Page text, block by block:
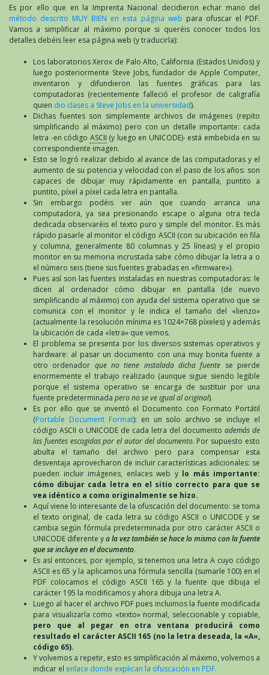
Es por ello que en la Imprenta Nacional decidieron echar mano del
método descrito MUY BIEN en esta página web para ofuscar el PDF.
Vamos a simplificar al máximo porque si queréis conocer todos los
detalles debéis leer esa página web (y traducirla):
Los laboratorios Xerox de Palo Alto, California (Estados Unidos) y
luego posteriormente Steve Jobs, fundador de Apple Computer,
inventaron y difundieron las fuentes gráficas para las
computadoras (recientemente falleció el profesor de caligrafía
quien dio clases a Steve Jobs en la universidad).
Dichas fuentes son simplemente archivos de imágenes (repito
simplificando al máximo) pero con un detalle importante: cada
letra -en código ASCII (y luego en UNICODE)- está embebida en su
correspondiente imagen.
Esto se logró realizar debido al avance de las computadoras y el
aumento de su potencia y velocidad con el paso de los años: son
capaces de dibujar muy rápidamente en pantalla, puntito a
puntito, píxel a píxel cada letra en pantalla.
Sin embargo podéis ver aún que cuando arranca una
computadora, ya sea presionando escape o alguna otra tecla
dedicada observaréis el texto puro y simple del monitor. Es más
rápido pasarle al monitor el código ASCII (con su ubicación en fila
y columna, generalmente 80 columnas y 25 líneas) y el propio
monitor en su memoria incrustada sabe cómo dibujar la letra a o
el número seis (tiene sus fuentes grabadas en «firmware»).
Pues así son las fuentes instaladas en nuestras computadoras: le
dicen al ordenador cómo dibujar en pantalla (de nuevo
simplificando al máximo) con ayuda del sistema operativo que se
comunica con el monitor y le indica el tamaño del «lienzo»
(actualmente la resolución mínima es 1024×768 píxeles) y además
la ubicación de cada «letra» que vemos.
El problema se presenta por los diversos sistemas operativos y
hardware: al pasar un documento con una muy bonita fuente a
otro ordenador que no tiene instalada dicha fuente se pierde
enormemente el trabajo realizado (aunque sigue siendo legible
porque el sistema operativo se encarga de sustituir por una
fuente predeterminada pero no se ve igual al original).
Es por ello que se inventó el Documento con Formato Portátil
(Portable Document Format): en un solo archivo se incluye el
código ASCII o UNICODE de cada letra del documento además de
las fuentes escogidas por el autor del documento. Por supuesto esto
abulta el tamaño del archivo pero para compensar esta
desventaja aprovecharon de incluir características adicionales: se
pueden incluir imágenes, enlaces web y lo más importante:
cómo dibujar cada letra en el sitio correcto para que se
vea idéntico a como originalmente se hizo.
Aquí viene lo interesante de la ofuscación del documento: se toma
el texto original, de cada letra su código ASCII o UNICODE y se
cambia según fórmula predeterminada por otro carácter ASCII o
UNICODE diferente ya la vez también se hace lo mismo con la fuente
que se incluye en el documento.
Es así entonces, por ejemplo, si tenemos una letra A cuyo código
ASCII es 65 y la aplicamos una fórmula sencilla (sumarle 100) en el
PDF colocamos el código ASCII 165 y la fuente que dibuja el
carácter 195 la modificamos y ahora dibuja una letra A.
Luego al hacer el archivo PDF pues incluimos la fuente modificada
para visualizarla como «texto» normal, seleccionable y copiable,
pero que al pegar en otra ventana producirá como
resultado el carácter ASCII 165 (no la letra deseada, la «A»,
código 65).
Y volvemos a repetir, esto es simplificación al máximo, volvemos a
indicar el enlace donde explican la ofuscación en PDF.